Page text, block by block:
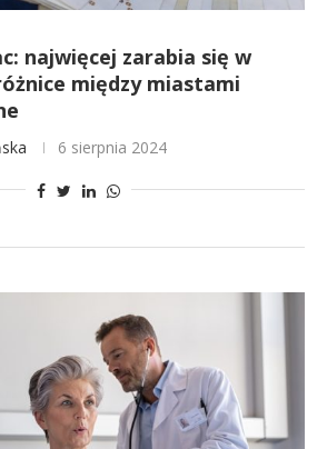
najwięcej zarabia się w
między miastami
6 sierpnia 2024